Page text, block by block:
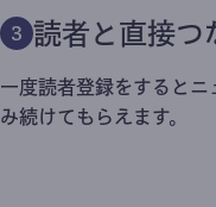
3 読者と直接つ
一度読者登録をすると
み続けてもらえます。